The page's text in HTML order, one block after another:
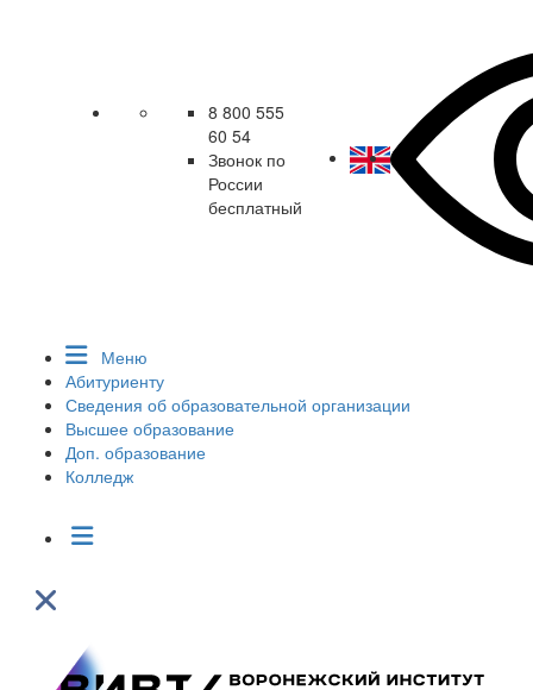
8 800 555
60 54
Звонок по
России
бесплатный
Меню
Абитуриенту
Сведения об образовательной организации
Высшее образование
Доп. образование
Колледж